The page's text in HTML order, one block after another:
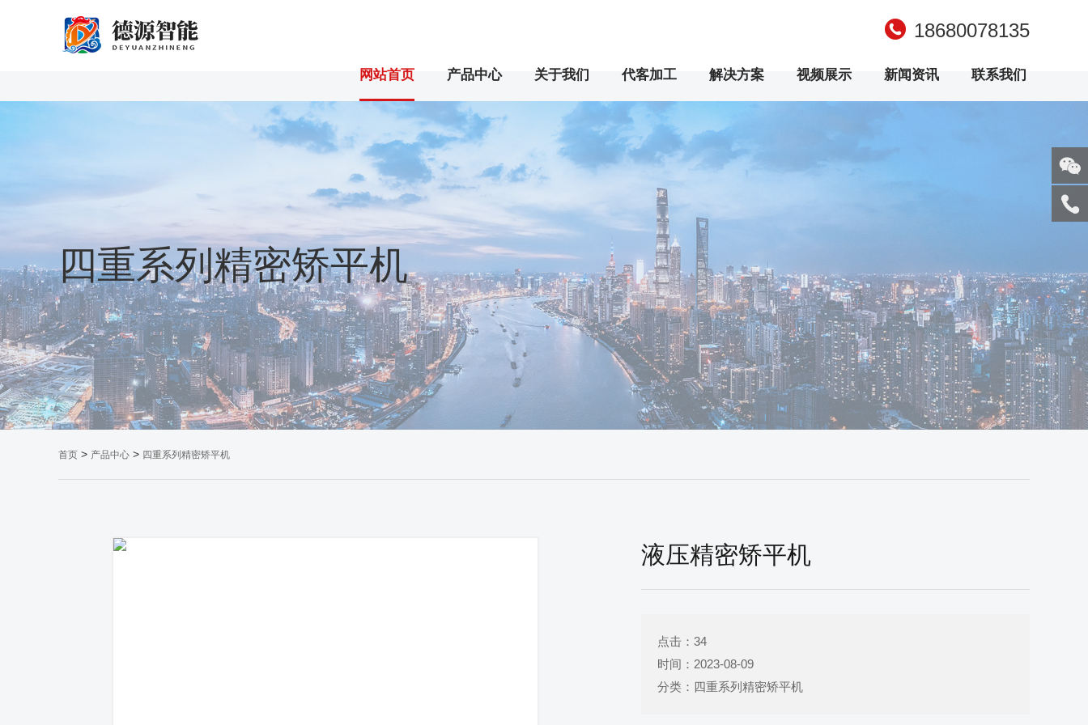
18680078135
网站首页 产品中心 关于我们 代客加工 解决方案 视频展示 新闻资讯 联系我们
四重系列精密矫平机
首页 > 产品中心 > 四重系列精密矫平机
液压精密矫平机
点击： 34
时间：2023-08-09
分类：四重系列精密矫平机
关注
微信
回到
顶部